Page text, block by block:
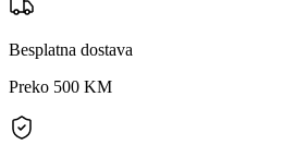
Besplatna dostava
Preko 500 KM